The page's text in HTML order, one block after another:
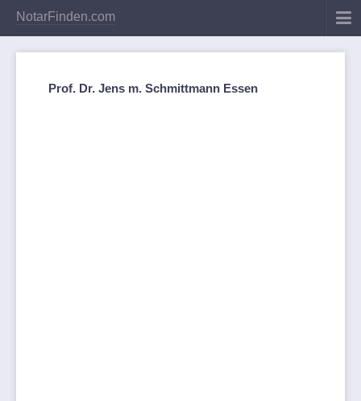
NotarFinden.com
Prof. Dr. Jens m. Schmittmann Essen